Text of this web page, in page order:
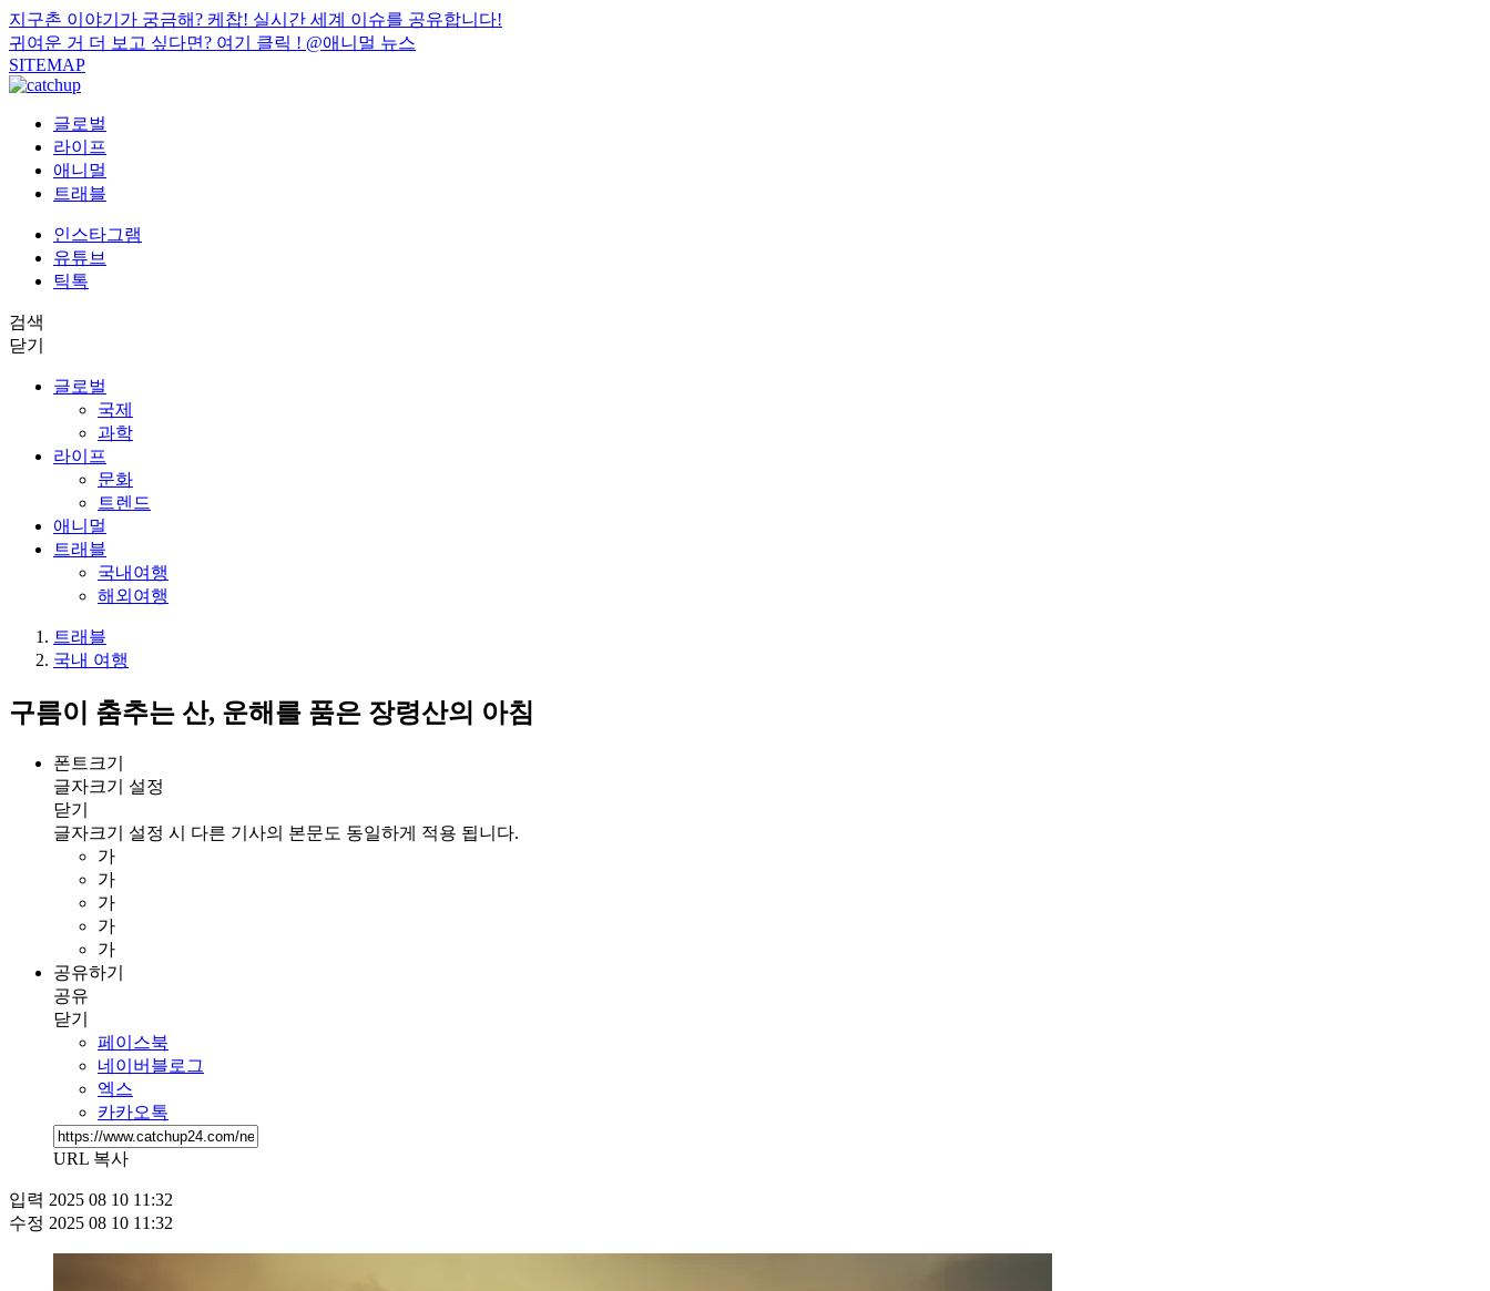
지구촌 이야기가 궁금해? 케찹! 실시간 세계 이슈를 공유합니다!
귀여운 거 더 보고 싶다면? 여기 클릭 ! @애니멀 뉴스
SITEMAP
글로벌
라이프
애니멀
트래블
인스타그램
유튜브
틱톡
검색
닫기
글로벌
국제
과학
라이프
문화
트렌드
애니멀
트래블
국내여행
해외여행
트래블
국내 여행
구름이 춤추는 산, 운해를 품은 장령산의 아침
폰트크기
글자크기 설정
닫기
글자크기 설정 시 다른 기사의 본문도 동일하게 적용 됩니다.
가
가
가
가
가
공유하기
공유
닫기
페이스북
네이버블로그
엑스
카카오톡
URL 복사
입력 2025 08 10 11:32
수정 2025 08 10 11:32